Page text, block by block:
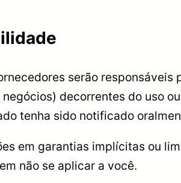
serão
decorrentes do uso
tenha sido notificado
em garantias implícitas ou
não se aplicar a você.